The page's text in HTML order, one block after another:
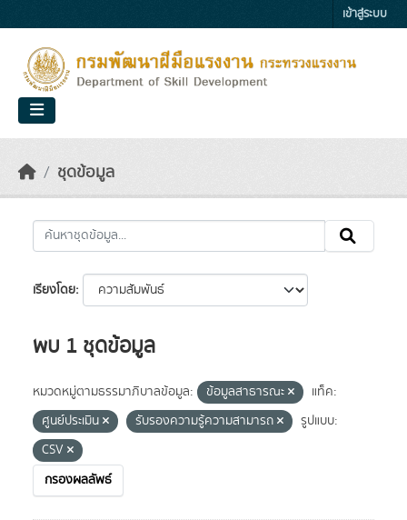
เข้าสู่ระบบ
ชุดข้อมูล
เรียงโดย
พบ 1 ชุดข้อมูล
หมวดหมู่ตามธรรมาภิบาลข้อมูล: ข้อมูลสาธารณะ
แท็ค:
ศูนย์ประเมิน
รับรองความรู้ความสามารถ
รูปแบบ:
CSV
กรองผลลัพธ์